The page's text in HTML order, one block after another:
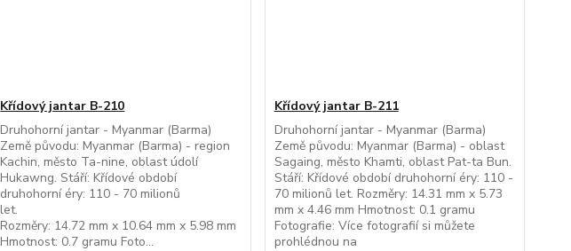
Křídový jantar B-210
Druhohorní jantar - Myanmar (Barma)
Země původu: Myanmar (Barma) - region
Kachin, město Ta-nine, oblast údolí
Hukawng. Stáří: Křídové období
druhohorní éry: 110 - 70 milionů
let.
Rozměry: 14.72 mm x 10.64 mm x 5.98 mm
Hmotnost: 0.7 gramu Foto...
Křídový jantar B-211
Druhohorní jantar - Myanmar (Barma)
Země původu: Myanmar (Barma) - oblast
Sagaing, město Khamti, oblast Pat-ta Bun.
Stáří: Křídové období druhohorní éry: 110 -
70 milionů let. Rozměry: 14.31 mm x 5.73
mm x 4.46 mm Hmotnost: 0.1 gramu
Fotografie: Více fotografií si můžete
prohlédnou na